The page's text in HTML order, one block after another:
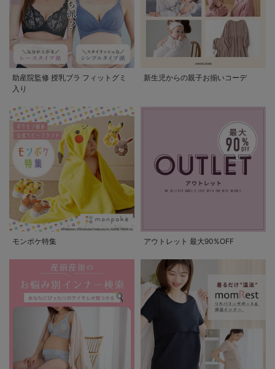
助産院監修 授乳ブラ フィットグミ
入り
新生児からの親子お揃いコーデ
モンポケ特集 アウトレット 最大90%OFF